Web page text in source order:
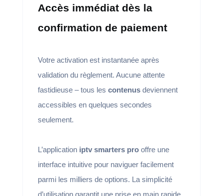
Accès immédiat dès la
confirmation de paiement
Votre activation est instantanée après
validation du règlement. Aucune attente
fastidieuse – tous les contenusdeviennent
accessibles en quelques secondes
seulement.
L’application iptv smarters prooffre une
interface intuitive pour naviguer facilement
parmi les milliers de options. La simplicité
d’utilisation garantit une prise en main rapide.